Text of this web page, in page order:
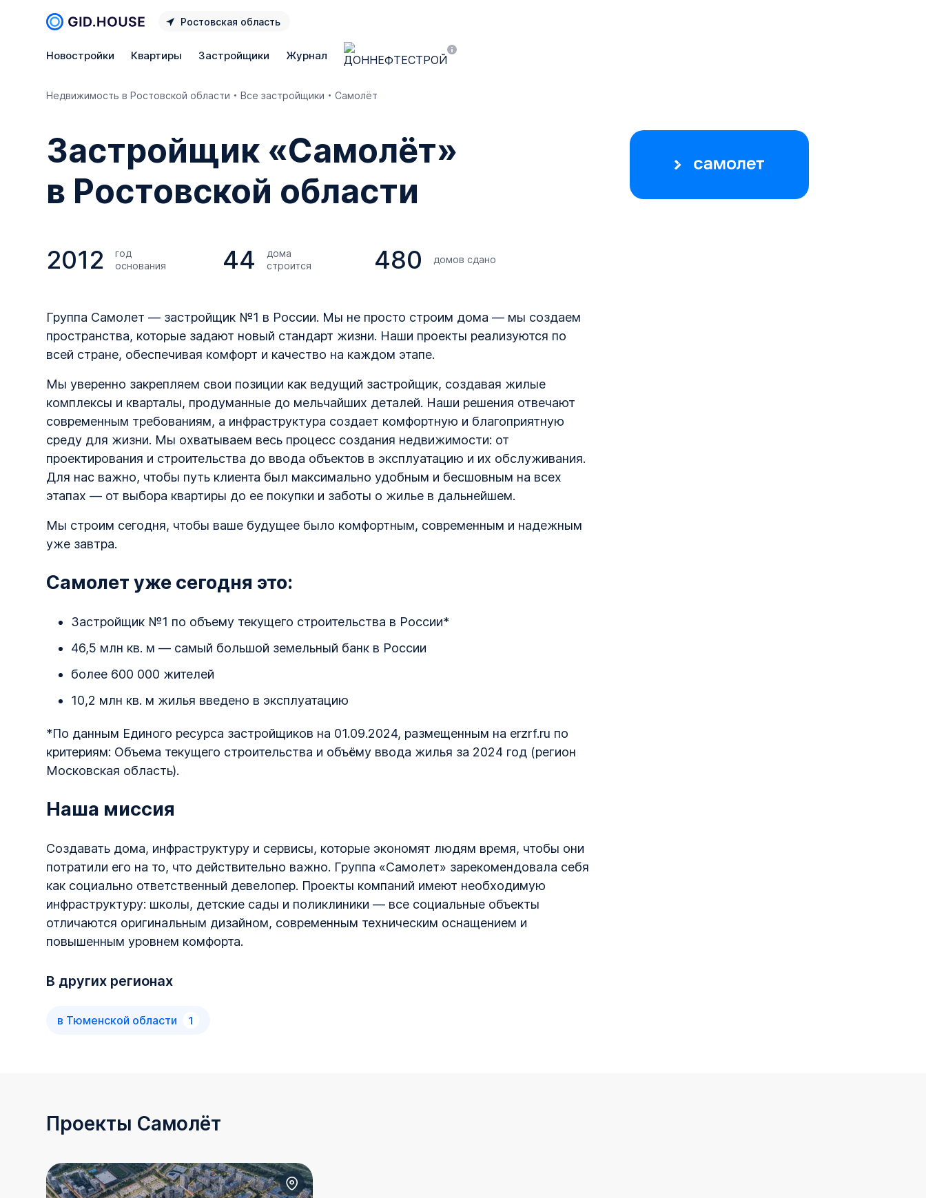
Ростовская область
Новостройки Квартиры Застройщики Журнал
Недвижимость в Ростовской области Все застройщики Самолёт
Застройщик «Самолёт»
в Ростовской области
2012
год
основания
44
дома
строится
480 домов сдано
Группа Самолет — застройщик №1 в России. Мы не просто строим дома — мы создаем
пространства, которые задают новый стандарт жизни. Наши проекты реализуются по
всей стране, обеспечивая комфорт и качество на каждом этапе.
Мы уверенно закрепляем свои позиции как ведущий застройщик, создавая жилые
комплексы и кварталы, продуманные до мельчайших деталей. Наши решения отвечают
современным требованиям, а инфраструктура создает комфортную и благоприятную
среду для жизни. Мы охватываем весь процесс создания недвижимости: от
проектирования и строительства до ввода объектов в эксплуатацию и их обслуживания.
Для нас важно, чтобы путь клиента был максимально удобным и бесшовным на всех
этапах — от выбора квартиры до ее покупки и заботы о жилье в дальнейшем.
Мы строим сегодня, чтобы ваше будущее было комфортным, современным и надежным
уже завтра.
Самолет уже сегодня это:
Застройщик №1 по объему текущего строительства в России*
46,5 млн кв. м — самый большой земельный банк в России
более 600 000 жителей
10,2 млн кв. м жилья введено в эксплуатацию
*По данным Единого ресурса застройщиков на 01.09.2024, размещенным на erzrf.ru по
критериям: Объема текущего строительства и объёму ввода жилья за 2024 год (регион
Московская область).
Наша миссия
Создавать дома, инфраструктуру и сервисы, которые экономят людям время, чтобы они
потратили его на то, что действительно важно. Группа «Самолет» зарекомендовала себя
как социально ответственный девелопер. Проекты компаний имеют необходимую
инфраструктуру: школы, детские сады и поликлиники — все социальные объекты
отличаются оригинальным дизайном, современным техническим оснащением и
повышенным уровнем комфорта.
В других регионах
в Тюменской области 1
Проекты Самолёт